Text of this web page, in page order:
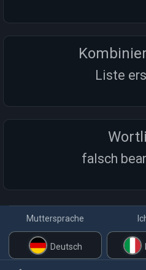
Liste
falsch
Muttersprache
Deutsch